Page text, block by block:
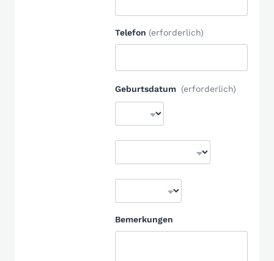
Telefon (erforderlich)
Geburtsdatum (erforderlich)
Bemerkungen